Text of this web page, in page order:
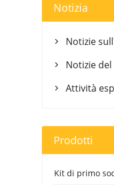
Notizia
 Notizie
 Notizie
 Attività
Prodotti
Kit di primo